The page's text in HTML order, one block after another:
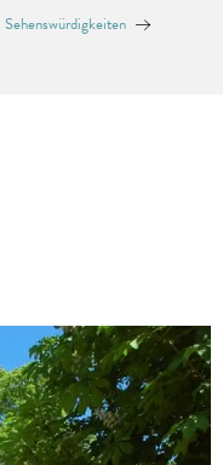
Sehenswürdigkeiten